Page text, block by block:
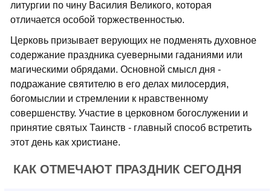
литургии по чину Василия Великого, которая
отличается особой торжественностью.
Церковь призывает верующих не подменять духовное
содержание праздника суеверными гаданиями или
магическими обрядами. Основной смысл дня -
подражание святителю в его делах милосердия,
богомыслии и стремлении к нравственному
совершенству. Участие в церковном богослужении и
принятие святых Таинств - главный способ встретить
этот день как христиане.
КАК ОТМЕЧАЮТ ПРАЗДНИК СЕГОДНЯ